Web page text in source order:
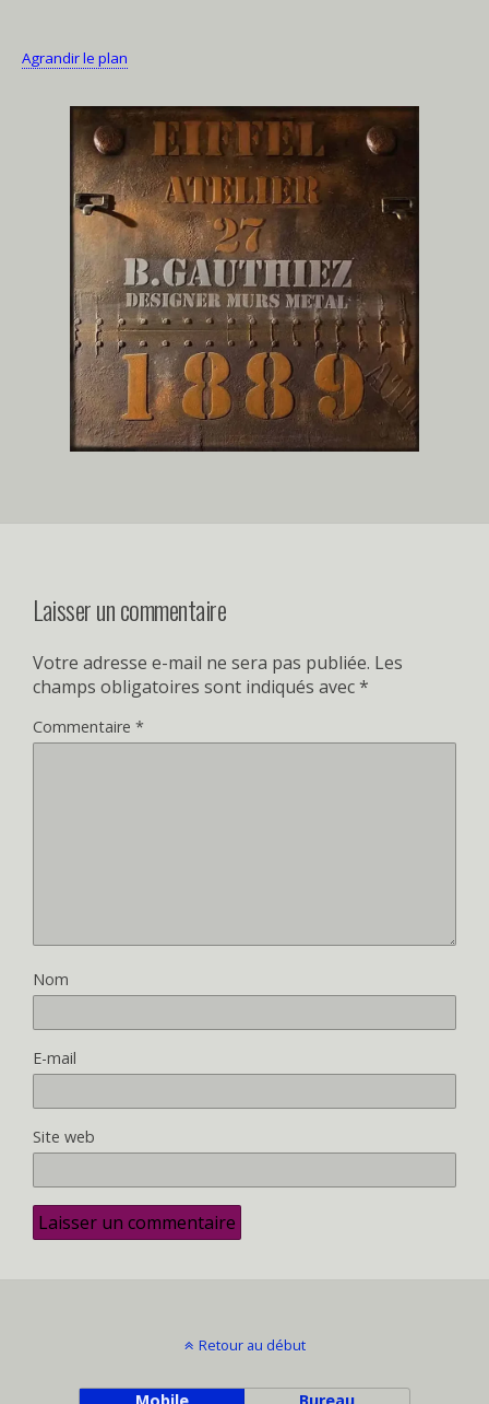
Agrandir le plan
Laisser un commentaire
Votre adresse e-mail ne sera pas publiée. Les
champs obligatoires sont indiqués avec*
Commentaire *
Nom
E-mail
Site web
Retour au début